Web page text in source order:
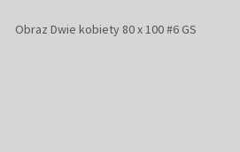
Obraz Dwie kobiety 80 x 100 #6 GS